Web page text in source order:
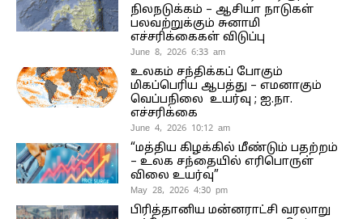
நிலநடுக்கம் – ஆசியா நாடுகள்
பலவற்றுக்கும் சுனாமி
எச்சரிக்கைகள் விடுப்பு
June 8, 2026 6:33 am
உலகம் சந்திக்கப் போகும்
மிகப்பெரிய ஆபத்து – எமனாகும்
வெப்பநிலை உயர்வு ; ஐ.நா.
எச்சரிக்கை
June 4, 2026 10:12 am
“மத்திய கிழக்கில் மீண்டும் பதற்றம்
– உலக சந்தையில் எரிபொருள்
விலை உயர்வு”
May 28, 2026 4:30 pm
பிரித்தானிய மன்னராட்சி வரலாறு